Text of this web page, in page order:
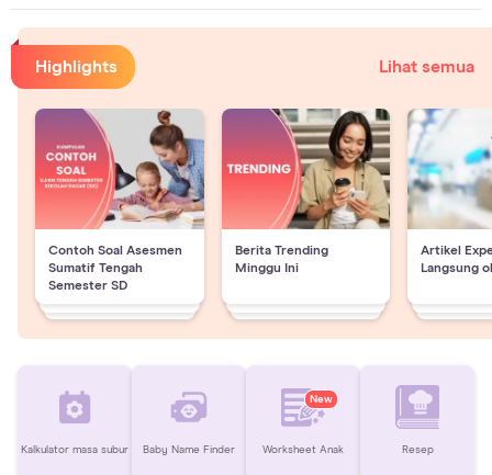
Highlights Lihat semua
Contoh Soal Asesmen
Sumatif Tengah
Semester SD
Berita Trending
Minggu Ini
Artikel
Langsung
Kalkulator masa subur Baby Name Finder
New
Worksheet Anak Resep